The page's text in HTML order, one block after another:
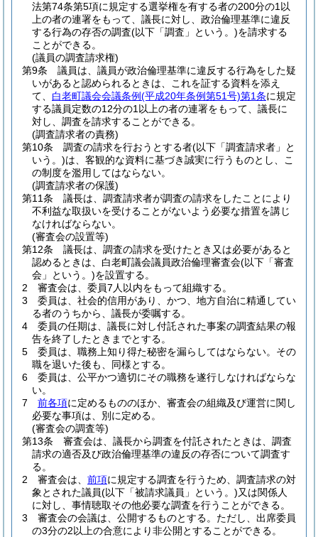
法第74条第5項に規定する選挙権を有する者の200分の1以
上の者の連署をもって、議長に対し、政治倫理基準に違反
する行為の存否の調査(以下「調査」という。)を請求する
ことができる。
(議員の調査請求権)
第9条
議員は、議員が政治倫理基準に違反する行為をした疑
いがあると認められるときは、これを証する資料を添え
て、 白老町議会会議条例(平成20年条例第51号)第1条に規定
する議員定数の12分の1以上の者の連署をもって、議長に
対し、調査を請求することができる。
(調査請求者の責務)
第10条
調査の請求を行おうとする者(以下「調査請求者」と
いう。)は、客観的な資料に基づき誠実に行うものとし、こ
の制度を濫用してはならない。
(調査請求者の保護)
第11条
議長は、調査請求者が調査の請求をしたことにより
不利益な取扱いを受けることがないよう必要な措置を講じ
なければならない。
(審査会の設置等)
第12条
議長は、調査の請求を受けたとき又は必要があると
認めるときは、白老町議会議員政治倫理審査会(以下「審査
会」という。)を設置する。
2
審査会は、委員7人以内をもって組織する。
3
委員は、社会的信用があり、かつ、地方自治に精通してい
る者のうちから、議長が委嘱する。
4
委員の任期は、議長に対し付託された事案の調査結果の報
告を終了したときまでとする。
5
委員は、職務上知り得た秘密を漏らしてはならない。 その
職を退いた後も、同様とする。
6
委員は、公平かつ適切にその職務を遂行しなければならな
い。
7
前各項に定めるもののほか、審査会の組織及び運営に関し
必要な事項は、別に定める。
(審査会の調査等)
第13条
審査会は、議長から調査を付託されたときは、調査
請求の適否及び政治倫理基準の違反の存否について調査す
る。
2
審査会は、 前項に規定する調査を行うため、調査請求の対
象とされた議員(以下「被請求議員」という。)又は関係人
に対し、事情聴取その他必要な調査を行うことができる。
3
審査会の会議は、公開するものとする。 ただし、出席委員
の3分の2以上の合意により非公開とすることができる。